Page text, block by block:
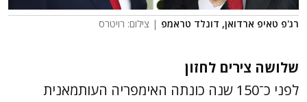
רג'פ טאיפ ארדואן, דונלד טראמפ | צילום: רויטרס
שלושה צירים לחזון
לפני כ־150 שנה כונתה האימפריה העותמאנית